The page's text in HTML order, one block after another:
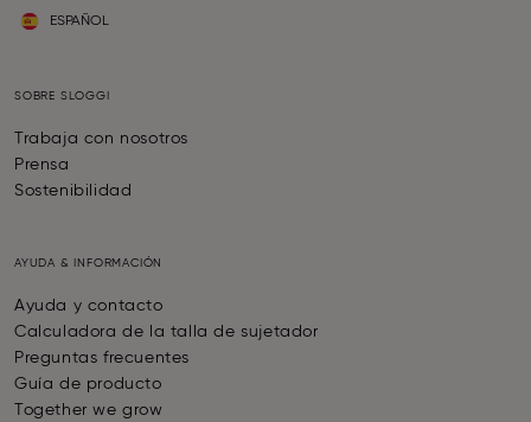
ESPAÑOL
SOBRE SLOGGI
Trabaja con nosotros
Prensa
Sostenibilidad
AYUDA & INFORMACIÓN
Ayuda y contacto
Calculadora de la talla de sujetador
Preguntas frecuentes
Guía de producto
Together we grow